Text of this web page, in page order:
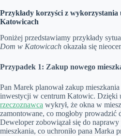
Przykłady korzyści z wykorzystania
Katowicach
Poniżej przedstawiamy przykłady
Dom w Katowicach okazała się
Przypadek 1: Zakup nowego
Pan Marek planował zakup
inwestycji w centrum Katowic. Dzięki
rzeczoznawca wykrył, że okna w
zamontowane, co mogłoby
Deweloper zobowiązał się do
mieszkania, co uchroniło pana Marka